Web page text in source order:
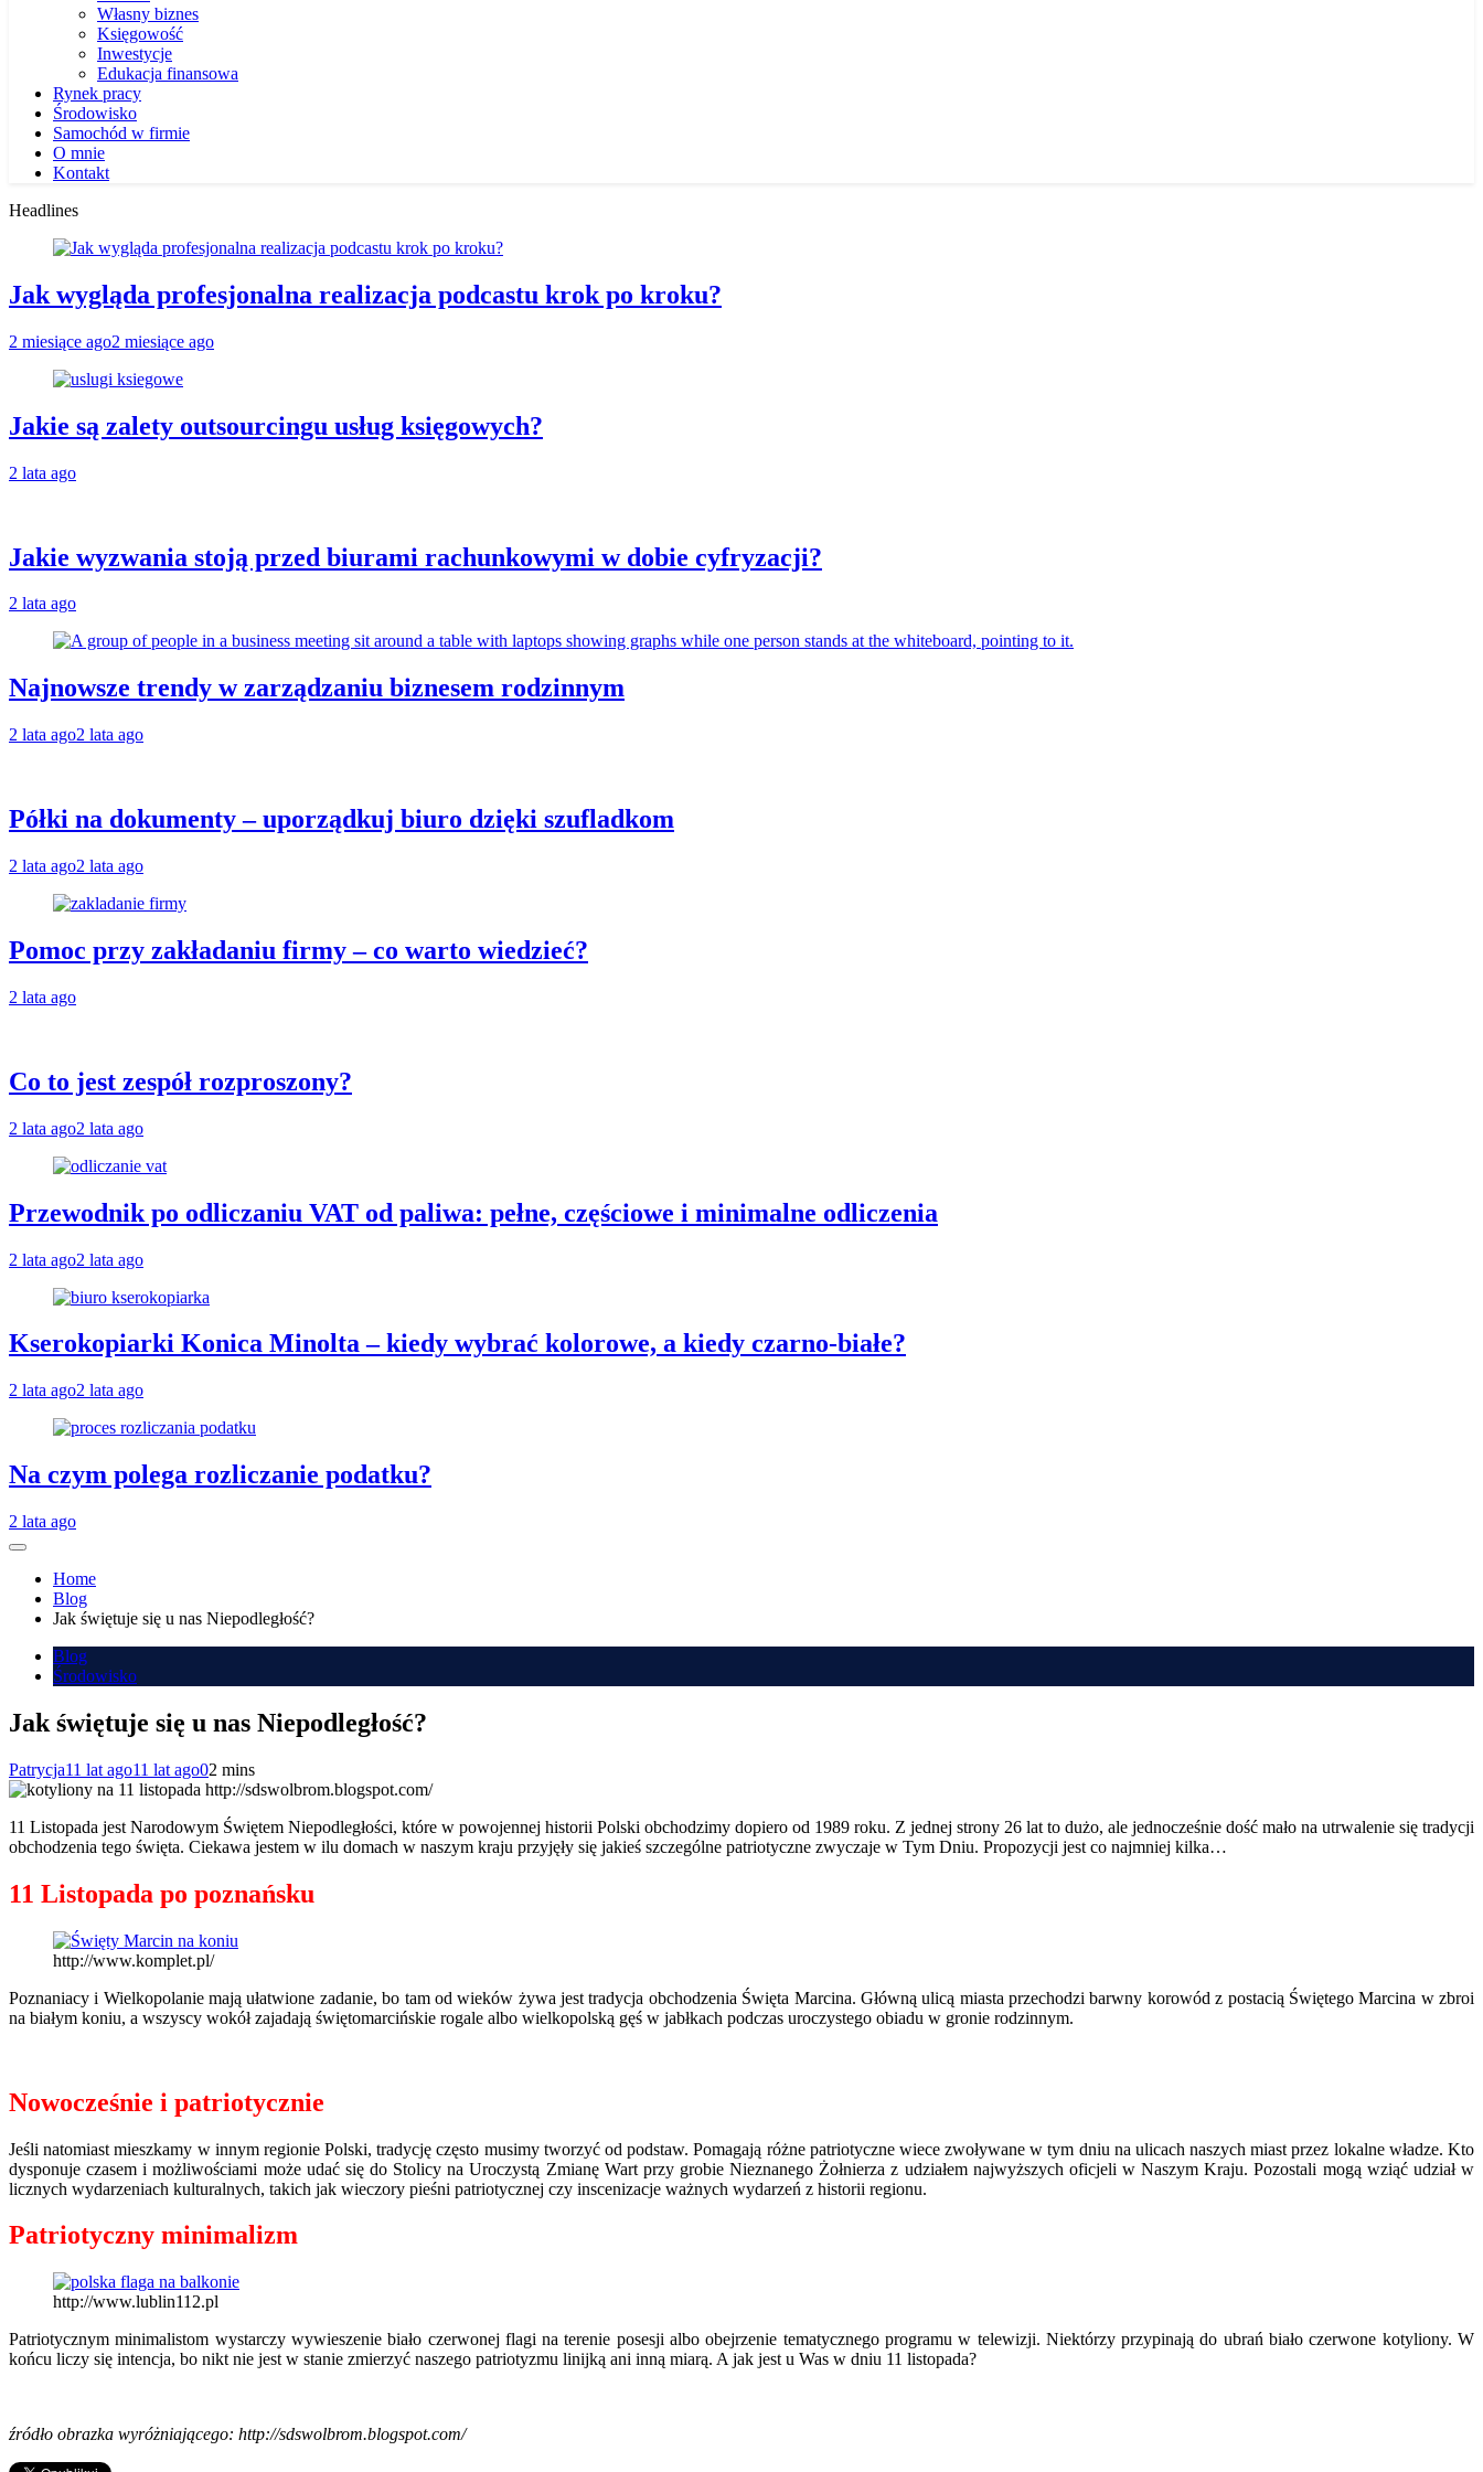
Własny biznes
Księgowość
Inwestycje
Edukacja finansowa
Rynek pracy
Środowisko
Samochód w firmie
O mnie
Kontakt
Headlines
Jak wygląda profesjonalna realizacja podcastu krok po kroku?
2 miesiące ago2 miesiące ago
Jakie są zalety outsourcingu usług księgowych?
2 lata ago
Jakie wyzwania stoją przed biurami rachunkowymi w dobie cyfryzacji?
2 lata ago
Najnowsze trendy w zarządzaniu biznesem rodzinnym
2 lata ago2 lata ago
Półki na dokumenty – uporządkuj biuro dzięki szufladkom
2 lata ago2 lata ago
Pomoc przy zakładaniu firmy – co warto wiedzieć?
2 lata ago
Co to jest zespół rozproszony?
2 lata ago2 lata ago
Przewodnik po odliczaniu VAT od paliwa: pełne, częściowe i minimalne odliczenia
2 lata ago2 lata ago
Kserokopiarki Konica Minolta – kiedy wybrać kolorowe, a kiedy czarno-białe?
2 lata ago2 lata ago
Na czym polega rozliczanie podatku?
2 lata ago
Home
Blog
Jak świętuje się u nas Niepodległość?
Blog
Środowisko
Jak świętuje się u nas Niepodległość?
Patrycja11 lat ago11 lat ago02 mins
http://sdswolbrom.blogspot.com/
11 Listopada jest Narodowym Świętem Niepodległości, które w powojennej historii Polski obchodzimy dopiero od 1989 roku. Z jednej strony 26 lat to dużo, ale jednocześnie dość mało na utrwalenie się tradycji
obchodzenia tego święta. Ciekawa jestem w ilu domach w naszym kraju przyjęły się jakieś szczególne patriotyczne zwyczaje w Tym Dniu. Propozycji jest co najmniej kilka…
11 Listopada po poznańsku
http://www.komplet.pl/
Poznaniacy i Wielkopolanie mają ułatwione zadanie, bo tam od wieków żywa jest tradycja obchodzenia Święta Marcina. Główną ulicą miasta przechodzi barwny korowód z postacią Świętego Marcina w zbroi
na białym koniu, a wszyscy wokół zajadają świętomarcińskie rogale albo wielkopolską gęś w jabłkach podczas uroczystego obiadu w gronie rodzinnym.
Nowocześnie i patriotycznie
Jeśli natomiast mieszkamy w innym regionie Polski, tradycję często musimy tworzyć od podstaw. Pomagają różne patriotyczne wiece zwoływane w tym dniu na ulicach naszych miast przez lokalne władze. Kto
dysponuje czasem i możliwościami może udać się do Stolicy na Uroczystą Zmianę Wart przy grobie Nieznanego Żołnierza z udziałem najwyższych oficjeli w Naszym Kraju. Pozostali mogą wziąć udział w
licznych wydarzeniach kulturalnych, takich jak wieczory pieśni patriotycznej czy inscenizacje ważnych wydarzeń z historii regionu.
Patriotyczny minimalizm
http://www.lublin112.pl
Patriotycznym minimalistom wystarczy wywieszenie biało czerwonej flagi na terenie posesji albo obejrzenie tematycznego programu w telewizji. Niektórzy przypinają do ubrań biało czerwone kotyliony. W
końcu liczy się intencja, bo nikt nie jest w stanie zmierzyć naszego patriotyzmu linijką ani inną miarą. A jak jest u Was w dniu 11 listopada?
źródło obrazka wyróżniającego: http://sdswolbrom.blogspot.com/